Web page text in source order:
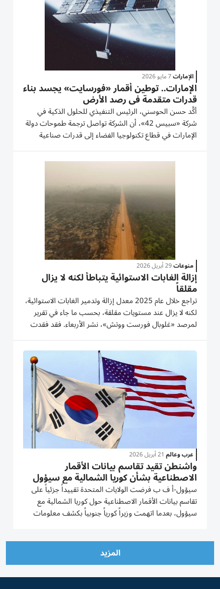
الإمارات7 مايو 2026
الإمارات.. توطين أقمار «فورسايت» يجسد بناء
قدرات متقدمة في رصد الأرض
أكَّد حسن الحوسني، الرئيس التنفيذي للحلول الذكية في
شركة «سبيس 42»، أن الشركة تواصل ترجمة طموحات دولة
الإمارات في قطاع تكنولوجيا الفضاء إلى قدرات صناعية
وتشغيلية وسيادية متكاملة داخل الدولة. وقال الحوسني، في
تصريحات لوكالة أنباء الإمارات «وام»، على هامش «اصنع في
منوعات29 أبريل 2026
إزالة الغابات الاستوائية يتباطأ لكنه لا يزال
مقلقاً
تراجع خلال عام 2025 معدل إزالة وتدمير الغابات الاستوائية،
لكنه لا يزال عند مستويات مقلقة، بحسب ما جاء في تقرير
لمرصد «غلوبال فورست ووتش»، نشر الأربعاء. فقد فقدت
المناطق الاستوائية العام الفائت 4,3 مليون هكتار من
الغابات، وهي مساحة تعادل مساحة الدنمارك، وفقاً للبيانات
عرب وعالم 21 أبريل 2026
واشنطن تقيد تقاسم بيانات الأقمار
الاصطناعية بشأن كوريا الشمالية مع سيؤول
سيؤول-أ ف ب فرضت الولايات المتحدة تقييداً جزئياً على
تقاسم بيانات الأقمار الاصطناعية حول كوريا الشمالية مع
سيؤول، بعدما اتهمت وزيراً كورياً جنوبياً بكشف معلومات
المزيد